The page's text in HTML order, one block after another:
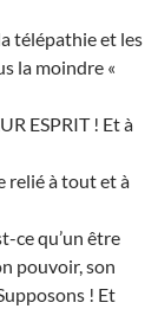
télépathie et les
la moindre «
ESPRIT ! Et à
relié à tout et à
ce qu’un être
pouvoir, son
! Et